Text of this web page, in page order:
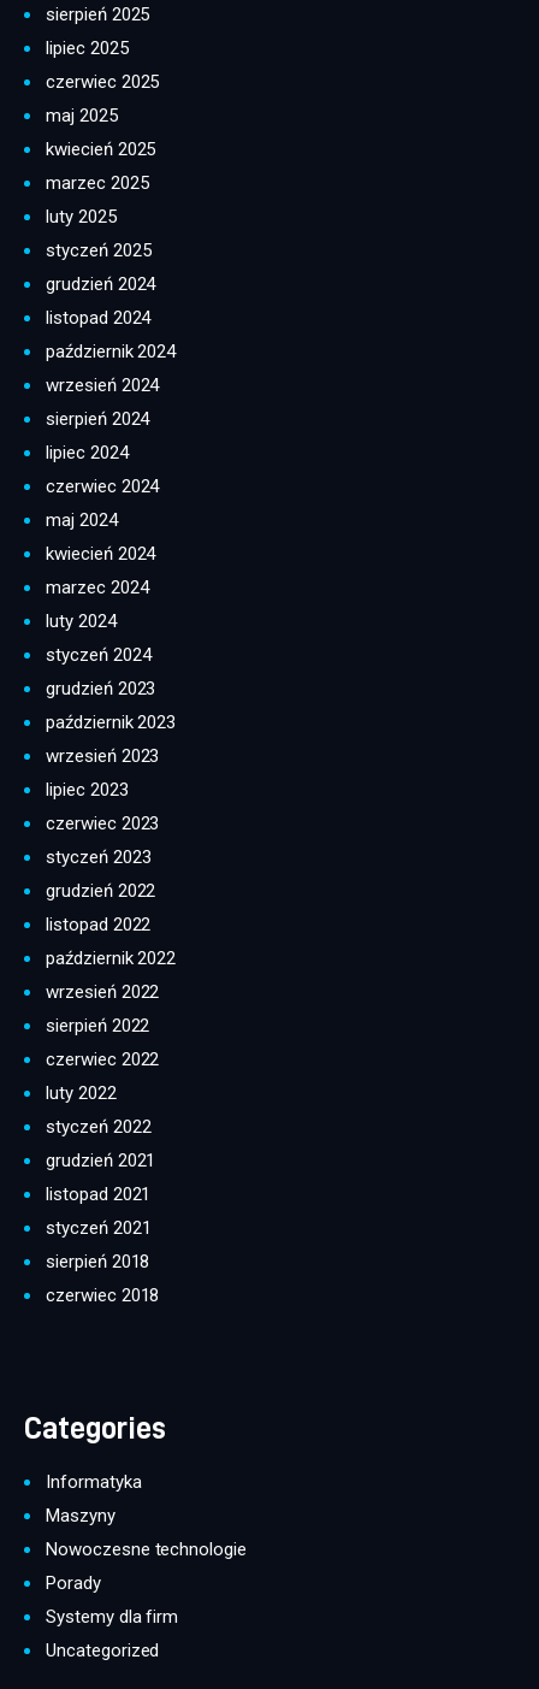
sierpień 2025
lipiec 2025
czerwiec 2025
maj 2025
kwiecień 2025
marzec 2025
luty 2025
styczeń 2025
grudzień 2024
listopad 2024
październik 2024
wrzesień 2024
sierpień 2024
lipiec 2024
czerwiec 2024
maj 2024
kwiecień 2024
marzec 2024
luty 2024
styczeń 2024
grudzień 2023
październik 2023
wrzesień 2023
lipiec 2023
czerwiec 2023
styczeń 2023
grudzień 2022
listopad 2022
październik 2022
wrzesień 2022
sierpień 2022
czerwiec 2022
luty 2022
styczeń 2022
grudzień 2021
listopad 2021
styczeń 2021
sierpień 2018
czerwiec 2018
Categories
Informatyka
Maszyny
Nowoczesne technologie
Porady
Systemy dla firm
Uncategorized